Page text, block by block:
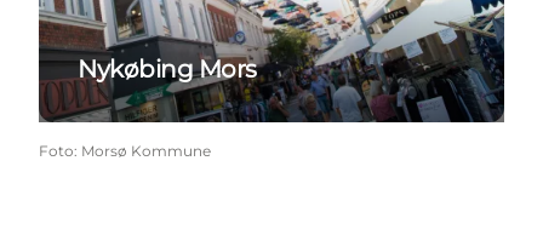
Nykøbing Mors
Foto: Morsø Kommune